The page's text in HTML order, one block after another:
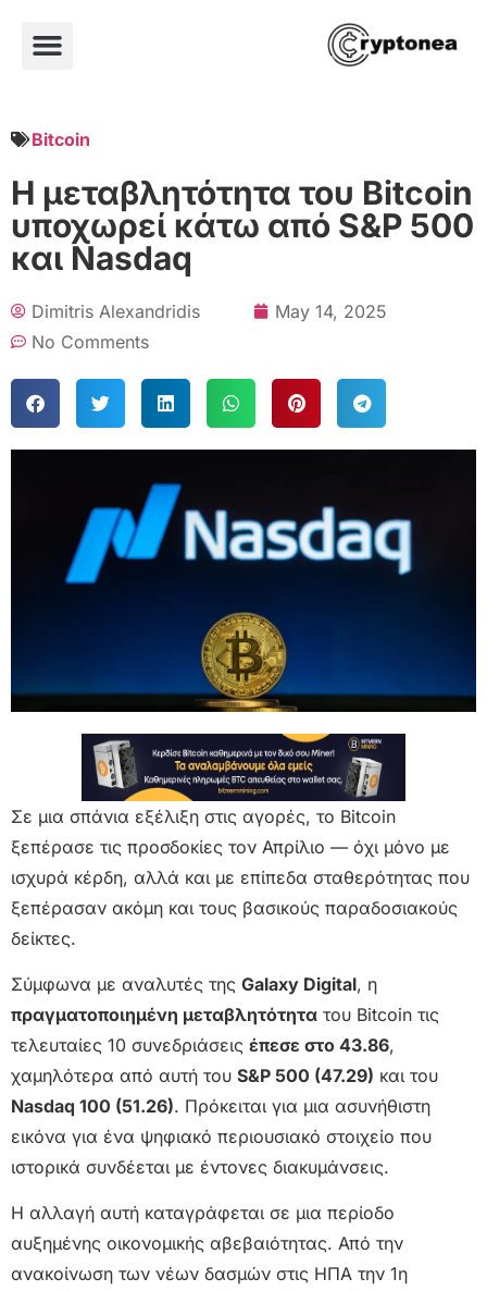
Bitcoin
Η μεταβλητότητα του Bitcoin
υποχωρεί κάτω από S&P 500
και Nasdaq
Dimitris Alexandridis
May 14, 2025
No Comments
Σε μια σπάνια εξέλιξη στις αγορές, το Bitcoin
ξεπέρασε τις προσδοκίες τον Απρίλιο — όχι μόνο με
ισχυρά κέρδη, αλλά και με επίπεδα σταθερότητας που
ξεπέρασαν ακόμη και τους βασικούς παραδοσιακούς
δείκτες.
Σύμφωνα με αναλυτές της Galaxy Digital, η
πραγματοποιημένη μεταβλητότητα του Bitcoin τις
τελευταίες 10 συνεδριάσεις έπεσε στο 43.86,
χαμηλότερα από αυτή του S&P 500 (47.29) και του
Nasdaq 100 (51.26). Πρόκειται για μια ασυνήθιστη
εικόνα για ένα ψηφιακό περιουσιακό στοιχείο που
ιστορικά συνδέεται με έντονες διακυμάνσεις.
Η αλλαγή αυτή καταγράφεται σε μια περίοδο
αυξημένης οικονομικής αβεβαιότητας. Από την
ανακοίνωση των νέων δασμών στις ΗΠΑ την 1η